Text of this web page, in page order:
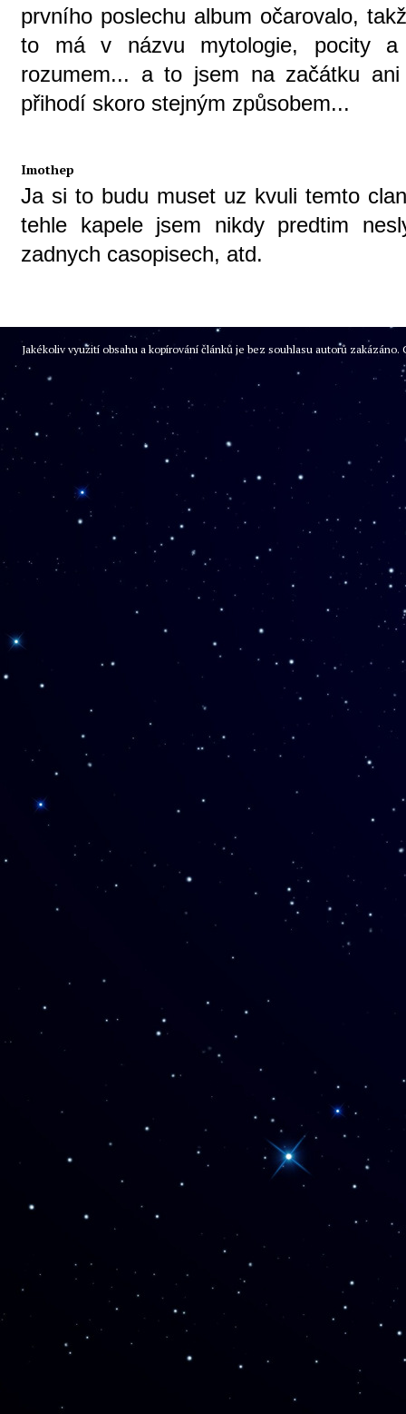
prvního poslechu album očarovalo,
to má v názvu mytologie, pocity a
rozumem... a to jsem na začátku
přihodí skoro stejným způsobem...
Imothep
Ja si to budu muset uz kvuli temto
tehle kapele jsem nikdy predtim
zadnych casopisech, atd.
Jakékoliv využití obsahu a kopírování článků je bez souhlasu autorů